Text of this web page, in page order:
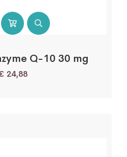
Q-10 30 mg
24,88